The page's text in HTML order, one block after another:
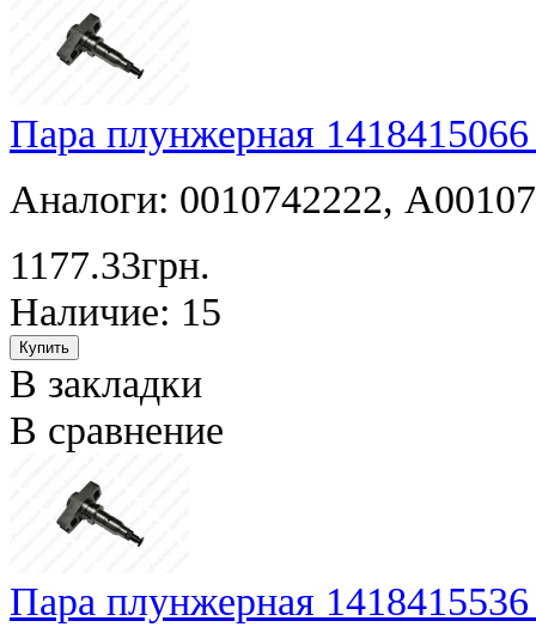
Пара плунжерная
Аналоги: 0010742222,
1177.33грн.
Наличие: 15
В закладки
В сравнение
Пара плунжерная